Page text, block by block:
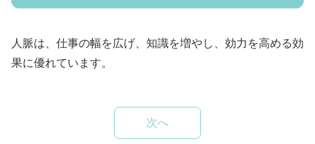
人脈は、仕事の幅を広げ、知識を増やし、効力を高める効
果に優れています。
次へ